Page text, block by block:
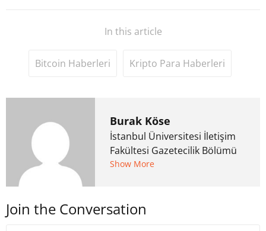
In this article
Bitcoin Haberleri Kripto Para Haberleri
Burak Köse
İstanbul Üniversitesi İletişim
Fakültesi Gazetecilik Bölümü
mezunu. 6 yıl ana akım
kurdu. 2017'nin Mayıs ayından
Show More
Join the Conversation